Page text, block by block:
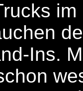
Ins.